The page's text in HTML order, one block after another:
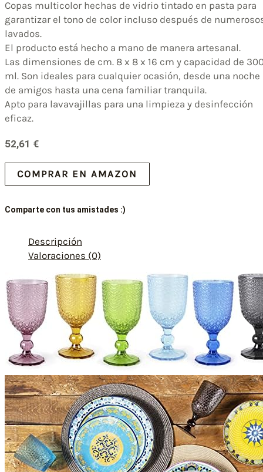
Copas multicolor hechas de vidrio tintado en pasta para
garantizar el tono de color incluso después de
lavados.
El producto está hecho a mano de manera artesanal.
Las dimensiones de cm. 8 x 8 x 16 cm y capacidad de
ml. Son ideales para cualquier ocasión, desde una noche
de amigos hasta una cena familiar tranquila.
Apto para lavavajillas para una limpieza y desinfección
eficaz.
52,61 €
COMPRAR EN AMAZON
Comparte con tus amistades :)
Descripción
Valoraciones (0)